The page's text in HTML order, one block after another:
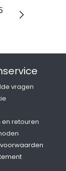
vragen
retouren